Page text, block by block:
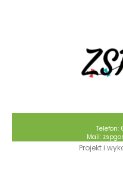
Telefon:
Mail:
Projekt i